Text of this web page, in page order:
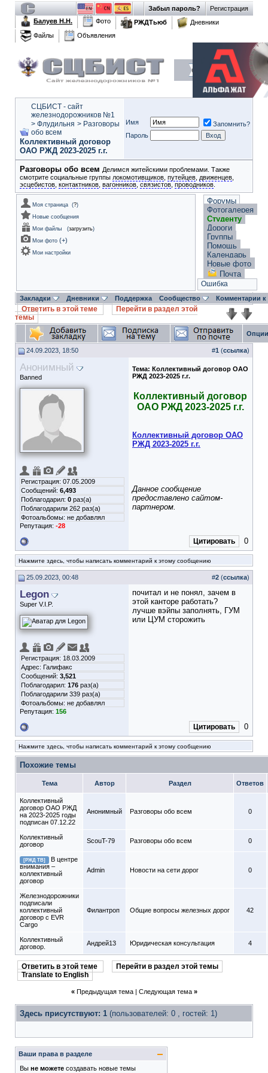
Регистрация
Забыл пароль?
Балуев Н.Н.
Фото РЖДТьюб
Дневники
Файлы
Объявления
СЦБИСТ - сайт
железнодорожников №1
> Флудильня > Разговоры
обо всем
Коллективный договор
ОАО РЖД 2023-2025 г.г.
Имя
Запомнить?
Пароль
Разговоры обо всем Делимся житейскими проблемами. Также
смотрите социальные группы локомотивщиков путейцев движенцев
эсцебистов контактников вагонников связистов проводников
Моя страница (?)
Новые сообщения
Мои файлы
(загрузить)
Мои фото (+)
Мои настройки
Форумы
Фотогалерея
Студенту
Дороги
Группы
Помощь
Календарь
Новые фото
Почта
Ошибка
Закладки Дневники Поддержка Сообщество Комментарии
Ответить в этой теме
Перейти в раздел этой
темы
24.09.2023, 18:50 #1 (ссылка)
Анонимный
Banned
Регистрация: 07.05.2009
Сообщений: 6,493
Поблагодарил: 0 раз(а)
Поблагодарили 262 раз(а)
Фотоальбомы: не добавлял
Репутация: -28
Тема: Коллективный договор ОАО
РЖД 2023-2025 г.г.
Коллективный договор
ОАО РЖД 2023-2025 г.г.
Коллективный договор ОАО
РЖД 2023-2025 г.г.
Данное сообщение
предоставлено сайтом-
партнером.
Цитировать 0
Нажмите здесь, чтобы написать комментарий к этому сообщению
25.09.2023, 00:48 #2 (ссылка)
Legon
Super V.I.P.
Регистрация: 18.03.2009
Адрес: Галифакс
Сообщений: 3,521
Поблагодарил: 176 раз(а)
Поблагодарили 339 раз(а)
Фотоальбомы: не добавлял
Репутация: 156
почитал и не понял, зачем в
этой канторе работать?
лучше вэйпы заполнять, ГУМ
или ЦУМ сторожить
Цитировать 0
Нажмите здесь, чтобы написать комментарий к этому сообщению
Похожие темы
Тема Автор Раздел Ответов
Коллективный
договор ОАО РЖД
на 2023-2025 годы
подписан 07.12.22
Анонимный Разговоры обо всем 0
Коллективный
договор
ScouT-79 Разговоры обо всем 0
[РЖД ТВ]
В центре
внимания –
коллективный
договор
Admin Новости на сети дорог 0
Железнодорожники
подписали
коллективный
договор с EVR
Cargo
Филантроп Общие вопросы железных дорог 42
Коллективный
договор.
Андрей13 Юридическая консультация 4
Ответить в этой теме
Перейти в раздел этой темы
Translate to English
« Предыдущая тема| Следующая тема »
Здесь присутствуют: 1 (пользователей: 0 , гостей: 1)
Ваши права в разделе
Вы не можете создавать новые темы